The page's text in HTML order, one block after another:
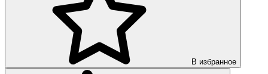
В избранное